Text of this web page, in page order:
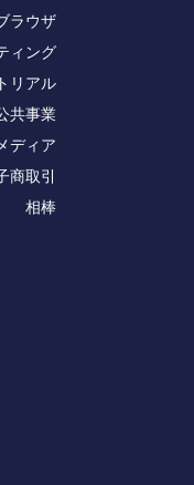
ラウザ
ィング
リアル
共事業
ディア
商取引
相棒